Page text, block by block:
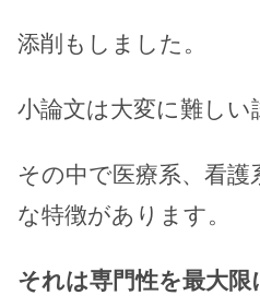
添削もしました。
小論文は大変に難しい
その中で医療系、看護
な特徴があります。
それは専門性を最大